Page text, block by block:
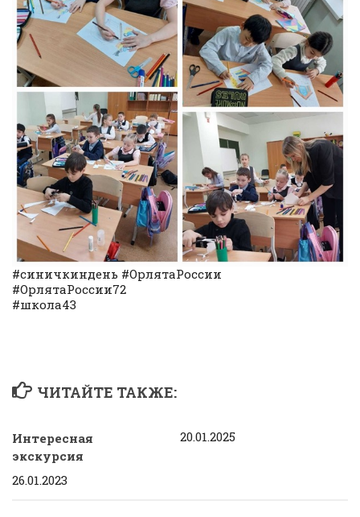
#синичкиндень #ОрлятаРоссии
#ОрлятаРоссии72
#школа43
ЧИТАЙТЕ ТАКЖЕ:
Интересная
экскурсия
26.01.2023
20.01.2025